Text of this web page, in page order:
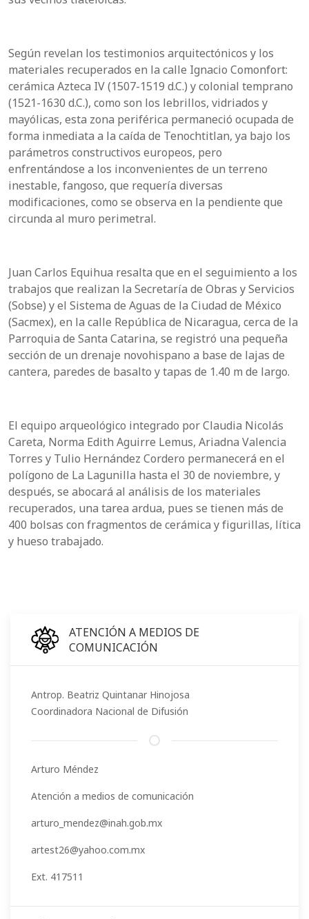
Según revelan los testimonios arquitectónicos y los
materiales recuperados en la calle Ignacio Comonfort:
cerámica Azteca IV (1507-1519 d.C.) y colonial temprano
(1521-1630 d.C.), como son los lebrillos, vidriados y
mayólicas, esta zona periférica permaneció ocupada de
forma inmediata a la caída de Tenochtitlan, ya bajo los
parámetros constructivos europeos, pero
enfrentándose a los inconvenientes de un terreno
inestable, fangoso, que requería diversas
modificaciones, como se observa en la pendiente que
circunda al muro perimetral.
Juan Carlos Equihua resalta que en el seguimiento a los
trabajos que realizan la Secretaría de Obras y Servicios
(Sobse) y el Sistema de Aguas de la Ciudad de México
(Sacmex), en la calle República de Nicaragua, cerca de la
Parroquia de Santa Catarina, se registró una pequeña
sección de un drenaje novohispano a base de lajas de
cantera, paredes de basalto y tapas de 1.40 m de largo.
El equipo arqueológico integrado por Claudia Nicolás
Careta, Norma Edith Aguirre Lemus, Ariadna Valencia
Torres y Tulio Hernández Cordero permanecerá en el
polígono de La Lagunilla hasta el 30 de noviembre, y
después, se abocará al análisis de los materiales
recuperados, una tarea ardua, pues se tienen más de
400 bolsas con fragmentos de cerámica y figurillas, lítica
y hueso trabajado.
ATENCIÓN A MEDIOS DE
COMUNICACIÓN
Antrop. Beatriz Quintanar Hinojosa
Coordinadora Nacional de Difusión
Arturo Méndez
Atención a medios de comunicación
arturo_mendez@inah.gob.mx
artest26@yahoo.com.mx
Ext. 417511